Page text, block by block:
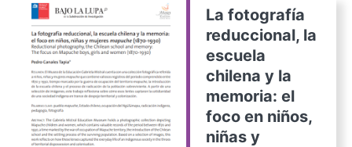
La fotografía
reduccional, la
escuela
chilena y la
memoria: el
foco en niños,
niñas y